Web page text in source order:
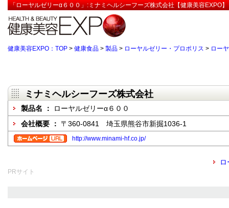
「ローヤルゼリーα６００」:ミナミヘルシーフーズ株式会社【健康美容EXPO】
健康美容EXPO：TOP > 健康食品 > 製品 > ローヤルゼリー・プロポリス > ロー
ミナミヘルシーフーズ株式会社
製品名 ：
ローヤルゼリーα６００
会社概要 ： 〒360-0841 埼玉県熊谷市新掘1036-1
http://www.minami-hf.co.jp/
PRサイト